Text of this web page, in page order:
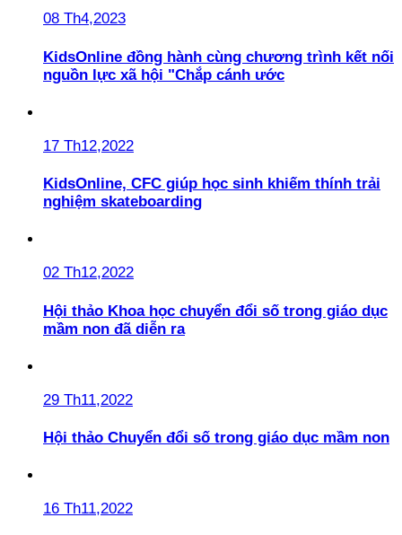
08 Th4,2023
KidsOnline đồng hành cùng chương trình kết nối
nguồn lực xã hội "Chắp cánh ước
17 Th12,2022
KidsOnline, CFC giúp học sinh khiếm thính trải
nghiệm skateboarding
02 Th12,2022
Hội thảo Khoa học chuyển đổi số trong giáo dục
mầm non đã diễn ra
29 Th11,2022
Hội thảo Chuyển đổi số trong giáo dục mầm non
16 Th11,2022